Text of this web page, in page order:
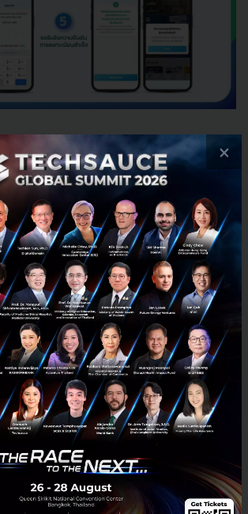
กษาข้อตกลงและเงื่อนไขการเข้าร่วมแคมเปญ
.ค. 2569 เป็นต้นไป
อร์ โครงการไทยช่วยไทยพลัส 60/40 บน
เอียดและ กด “ยอมรับข้อตกลงและ
ลขประจำตัวผู้เสียภาษี” ให้ตรงกับใน
งทะเบียนบนแอปฯถุงเงิน และเลือกเข้าร่วมโค
ในวันที่ 10 มิ.ย. 2569 เป็นต้นไป
งเงิน กด “สมัครฟรี” ที่แบนเนอร์
วมไทยช่วยไทยพลัส 60/40 กับ
Grab
×